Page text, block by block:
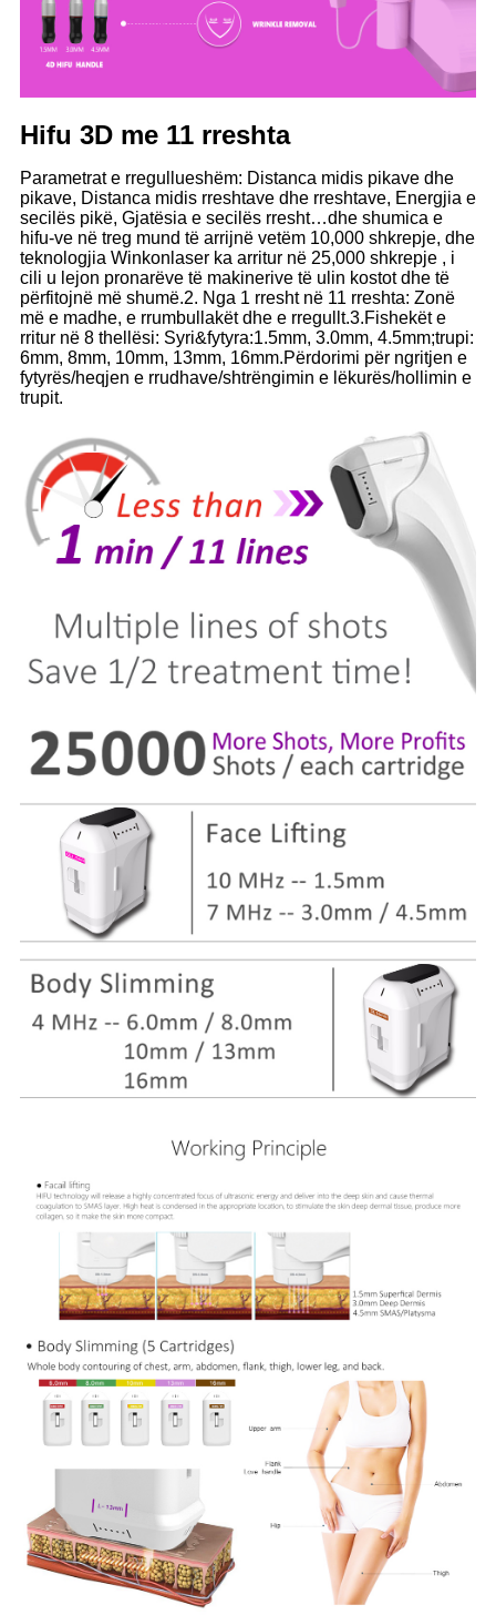
Hifu 3D me 11 rreshta
Parametrat e rregullueshëm: Distanca midis pikave dhe
pikave, Distanca midis rreshtave dhe rreshtave, Energjia e
secilës pikë, Gjatësia e secilës rresht…dhe shumica e
hifu-ve në treg mund të arrijnë vetëm 10,000 shkrepje, dhe
teknologjia Winkonlaser ka arritur në 25,000 shkrepje , i
cili u lejon pronarëve të makinerive të ulin kostot dhe të
përfitojnë më shumë.2. Nga 1 rresht në 11 rreshta: Zonë
më e madhe, e rrumbullakët dhe e rregullt.3.Fishekët e
rritur në 8 thellësi: Syri&fytyra:1.5mm, 3.0mm, 4.5mm;trupi:
6mm, 8mm, 10mm, 13mm, 16mm.Përdorimi për ngritjen e
fytyrës/heqjen e rrudhave/shtrëngimin e lëkurës/hollimin e
trupit.